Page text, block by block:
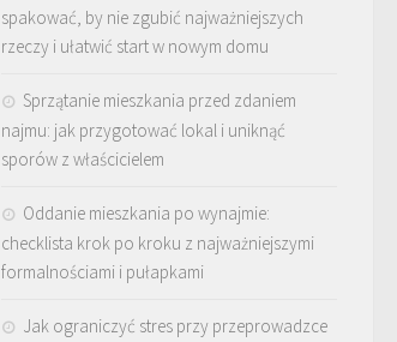
spakować, by nie zgubić najważniejszych
rzeczy i ułatwić start w nowym domu
Sprzątanie mieszkania przed zdaniem
najmu: jak przygotować lokal i uniknąć
sporów z właścicielem
Oddanie mieszkania po wynajmie:
checklista krok po kroku z najważniejszymi
formalnościami i pułapkami
Jak ograniczyć stres przy przeprowadzce